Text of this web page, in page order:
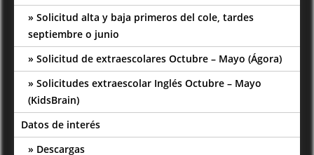
Solicitud alta y baja primeros del cole, tardes
septiembre o junio
Solicitud de extraescolares Octubre – Mayo (Ágora)
Solicitudes extraescolar Inglés Octubre – Mayo
(KidsBrain)
Datos de interés
Descargas